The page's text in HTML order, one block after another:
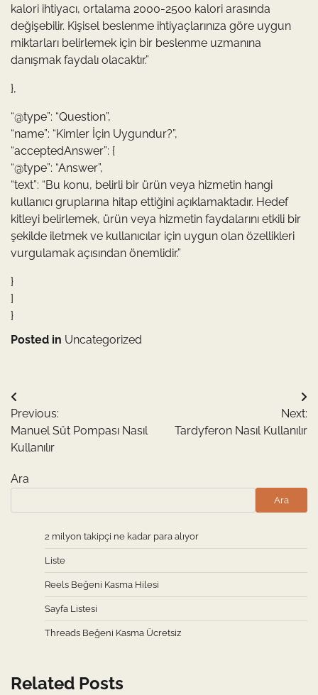
kalori ihtiyacı, ortalama 2000-2500 kalori arasında
değişebilir. Kişisel beslenme ihtiyaçlarınıza göre uygun
miktarları belirlemek için bir beslenme uzmanına
danışmak faydalı olacaktır.”
},
“@type”: “Question”,
“name”: “Kimler İçin Uygundur?”,
“acceptedAnswer”: {
“@type”: “Answer”,
“text”: “Bu konu, belirli bir ürün veya hizmetin hangi
kullanıcı gruplarına hitap ettiğini açıklamaktadır. Hedef
kitleyi belirlemek, ürün veya hizmetin faydalarını etkili bir
şekilde iletmek ve kullanıcılar için uygun olan özellikleri
vurgulamak açısından önemlidir.”
}
]
}
Posted in Uncategorized
Yazı
gezinmesi
Previous:
Manuel Süt Pompası Nasıl
Kullanılır
Next:
Tardyferon Nasıl Kullanılır
Ara
Ara
2 milyon takipçi ne kadar para alıyor
Liste
Reels Beğeni Kasma Hilesi
Sayfa Listesi
Threads Beğeni Kasma Ücretsiz
Related Posts